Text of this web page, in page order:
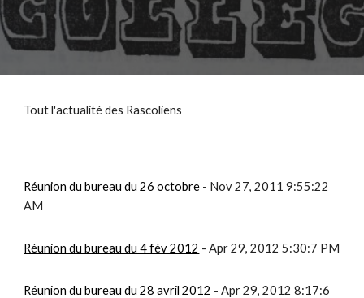
Tout l'actualité des Rascoliens
Réunion du bureau du 26 octobre - Nov 27, 2011 9:55:22
AM
Réunion du bureau du 4 fév 2012 - Apr 29, 2012 5:30:7 PM
Réunion du bureau du 28 avril 2012 - Apr 29, 2012 8:17:6